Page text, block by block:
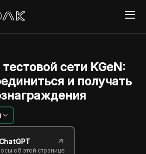
сети KGeN:
и получать
об этой странице
2 минут